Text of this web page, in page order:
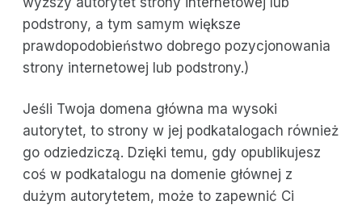
podstrony, a tym samym większe
prawdopodobieństwo dobrego pozycjonowania
strony internetowej lub podstrony.)
Jeśli Twoja domena główna ma wysoki
autorytet, to strony w jej podkatalogach również
go odziedziczą. Dzięki temu, gdy opublikujesz
coś w podkatalogu na domenie głównej z
dużym autorytetem, może to zapewnić Ci